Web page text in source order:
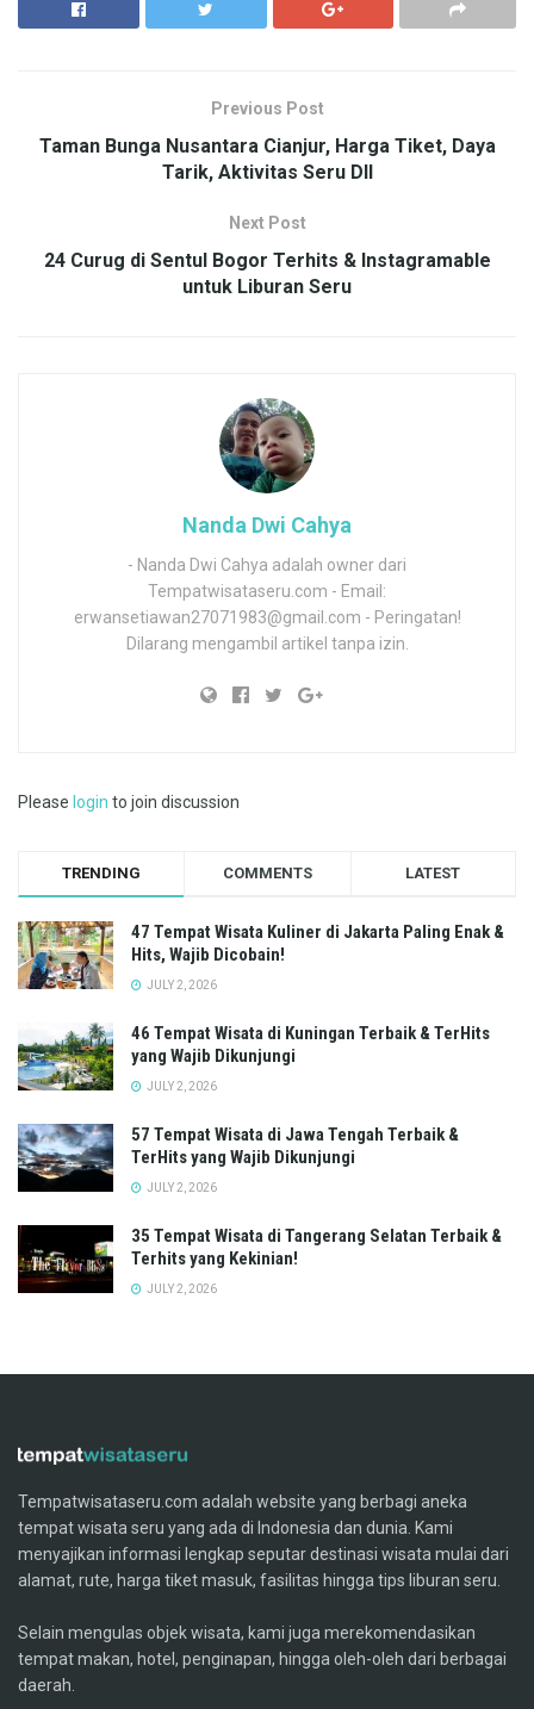
Previous Post
Taman Bunga Nusantara Cianjur, Harga Tiket, Daya
Tarik, Aktivitas Seru Dll
Next Post
24 Curug di Sentul Bogor Terhits & Instagramable
untuk Liburan Seru
Nanda Dwi Cahya
- Nanda Dwi Cahya adalah owner dari
Tempatwisataseru.com - Email:
erwansetiawan27071983@gmail.com - Peringatan!
Dilarang mengambil artikel tanpa izin.
Please login to join discussion
TRENDING COMMENTS LATEST
47 Tempat Wisata Kuliner di Jakarta Paling Enak &
Hits, Wajib Dicobain!
JULY 2, 2026
46 Tempat Wisata di Kuningan Terbaik & TerHits
yang Wajib Dikunjungi
JULY 2, 2026
57 Tempat Wisata di Jawa Tengah Terbaik &
TerHits yang Wajib Dikunjungi
JULY 2, 2026
35 Tempat Wisata di Tangerang Selatan Terbaik &
Terhits yang Kekinian!
JULY 2, 2026
Tempatwisataseru.com adalah website yang berbagi aneka
tempat wisata seru yang ada di Indonesia dan dunia. Kami
menyajikan informasi lengkap seputar destinasi wisata mulai dari
alamat, rute, harga tiket masuk, fasilitas hingga tips liburan seru.
Selain mengulas objek wisata, kami juga merekomendasikan
tempat makan, hotel, penginapan, hingga oleh-oleh dari berbagai
daerah.